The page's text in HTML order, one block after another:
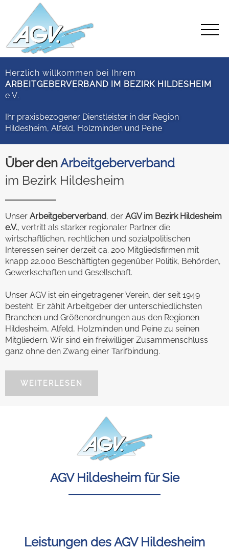
Herzlich willkommen bei Ihrem
ARBEITGEBERVERBAND IM BEZIRK HILDESHEIM
e.V.
Ihr praxisbezogener Dienstleister in der Region
Hildesheim, Alfeld, Holzminden und Peine
Über denArbeitgeberverband
im Bezirk Hildesheim
Unser Arbeitgeberverband, der AGV im Bezirk Hildesheim
e.V., vertritt als starker regionaler Partner die
wirtschaftlichen, rechtlichen und sozialpolitischen
Interessen seiner derzeit ca. 200 Mitgliedsfirmen mit
knapp 22.000 Beschäftigten gegenüber Politik, Behörden,
Gewerkschaften und Gesellschaft.
Unser AGV ist ein eingetragener Verein, der seit 1949
besteht. Er zählt Arbeitgeber der unterschiedlichsten
Branchen und Größenordnungen aus den Regionen
Hildesheim, Alfeld, Holzminden und Peine zu seinen
Mitgliedern. Wir sind ein freiwilliger Zusammenschluss
ganz ohne den Zwang einer Tarifbindung.
WEITERLESEN
AGV Hildesheim für Sie
Leistungen des AGV Hildesheim